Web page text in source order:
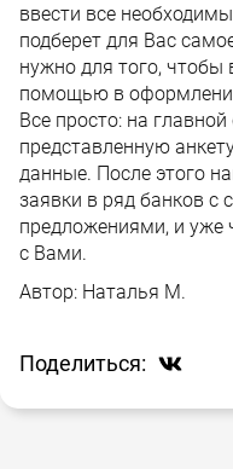
ввести все
подберет для Вас
нужно для того, чтобы
помощью в
Все просто: на
представленную
данные. После этого
заявки в ряд банков
предложениями, и уже
с Вами.
Автор: Наталья М.
Поделиться: